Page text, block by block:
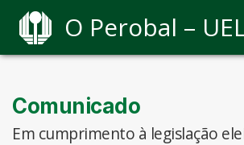
O Perobal –
Comunicado
Em cumprimento à legislação